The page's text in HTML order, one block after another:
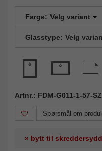
Farge: Velg variant
Glasstype: Velg
Artnr.: FDM-G011-1-57-
Spørsmål om
» bytt til